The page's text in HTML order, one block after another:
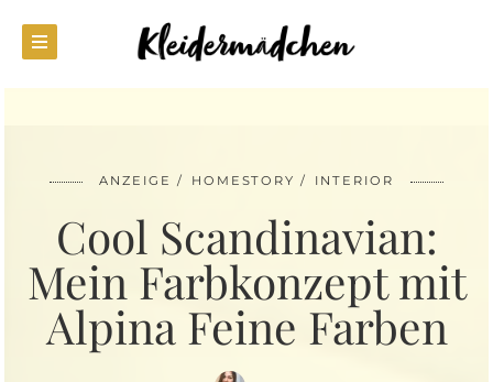
ANZEIGE HOMESTORY INTERIOR
Cool Scandinavian:
Mein Farbkonzept mit
Alpina Feine Farben